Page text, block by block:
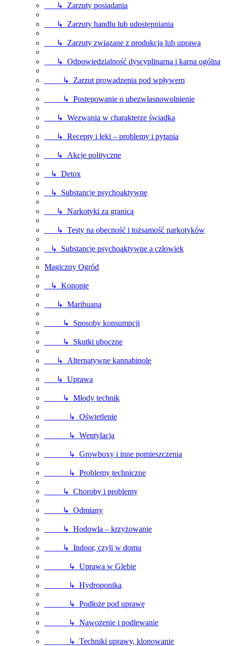
↳ Zarzuty posiadania
↳ Zarzuty handlu lub udostępniania
↳ Zarzuty związane z produkcją lub uprawą
↳ Odpowiedzialność dyscyplinarna i karna ogólna
↳ Zarzut prowadzenia pod wpływem
↳ Postępowanie o ubezwłasnowolnienie
↳ Wezwania w charakterze świadka
↳ Recepty i leki – problemy i pytania
↳ Akcje polityczne
↳ Detox
↳ Substancje psychoaktywne
↳ Narkotyki za granicą
↳ Testy na obecność i tożsamość narkotyków
↳ Substancje psychoaktywne a człowiek
Magiczny Ogród
↳ Konopie
↳ Marihuana
↳ Sposoby konsumpcji
↳ Skutki uboczne
↳ Alternatywne kannabinole
↳ Uprawa
↳ Młody technik
↳ Oświetlenie
↳ Wentylacja
↳ Growboxy i inne pomieszczenia
↳ Problemy techniczne
↳ Choroby i problemy
↳ Odmiany
↳ Hodowla – krzyżowanie
↳ Indoor, czyli w domu
↳ Uprawa w Glebie
↳ Hydroponika
↳ Podłoże pod uprawę
↳ Nawożenie i podlewanie
↳ Techniki uprawy, klonowanie